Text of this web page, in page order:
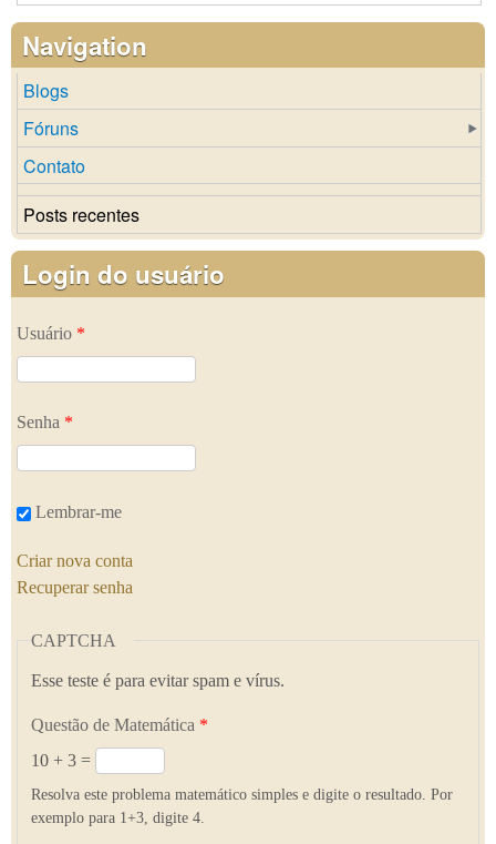
Navigation
Blogs
Fóruns
Contato
Posts recentes
Login do usuário
Usuário *
Senha *
Lembrar-me
Criar nova conta
Recuperar senha
CAPTCHA
Esse teste é para evitar spam e vírus.
Questão de Matemática *
10 + 3 =
Resolva este problema matemático simples e digite o resultado. Por
exemplo para 1+3, digite 4.